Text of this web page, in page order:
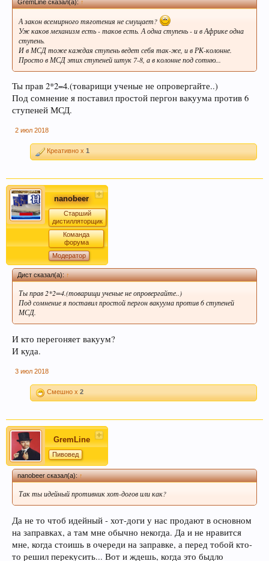
GremLine сказал(а):↑
А закон всемирного тяготения не смущает?
Уж каков механизм есть - таков есть. А одна ступень - и в Африке одна
ступень.
И в МСД тоже каждая ступень ведет себя так-же, и в РК-колонне.
Просто в МСД этих ступеней штук 7-8, а в колонне под сотню...
Ты прав 2*2=4.(товарищи ученые не опровергайте..)
Под сомнение я поставил простой пергон вакуума против 6
ступеней МСД.
2 июл 2018
Креативно x 1
nanobeer
Старший
дистилляторщик
Команда
форума
Модератор
Дист сказал(а):↑
Ты прав 2*2=4.(товарищи ученые не опровергайте..)
Под сомнение я поставил простой пергон вакуума против 6 ступеней
МСД.
И кто перегоняет вакуум?
И куда.
3 июл 2018
Смешно x 2
GremLine
Пивовед
nanobeer сказал(а):↑
Так ты идейный противник хот-догов или как?
Да не то чтоб идейный - хот-доги у нас продают в основном
на заправках, а там мне обычно некогда. Да и не нравится
мне, когда стоишь в очереди на заправке, а перед тобой кто-
то решил перекусить... Вот и ждешь, когда это быдло